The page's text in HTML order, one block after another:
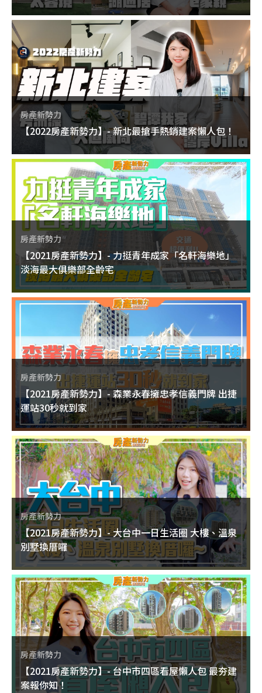
房產新勢力
【2022房產新勢力】- 新北最搶手熱銷建案懶人包！
房產新勢力
【2021房產新勢力】- 力挺青年成家「名軒海樂地」
淡海最大俱樂部全齡宅
房產新勢力
【2021房產新勢力】- 森業永春擁忠孝信義門牌 出捷
運站30秒就到家
房產新勢力
【2021房產新勢力】- 大台中一日生活圈 大樓、溫泉
別墅換厝囉
房產新勢力
【2021房產新勢力】- 台中市四區看屋懶人包 最夯建
案報你知！